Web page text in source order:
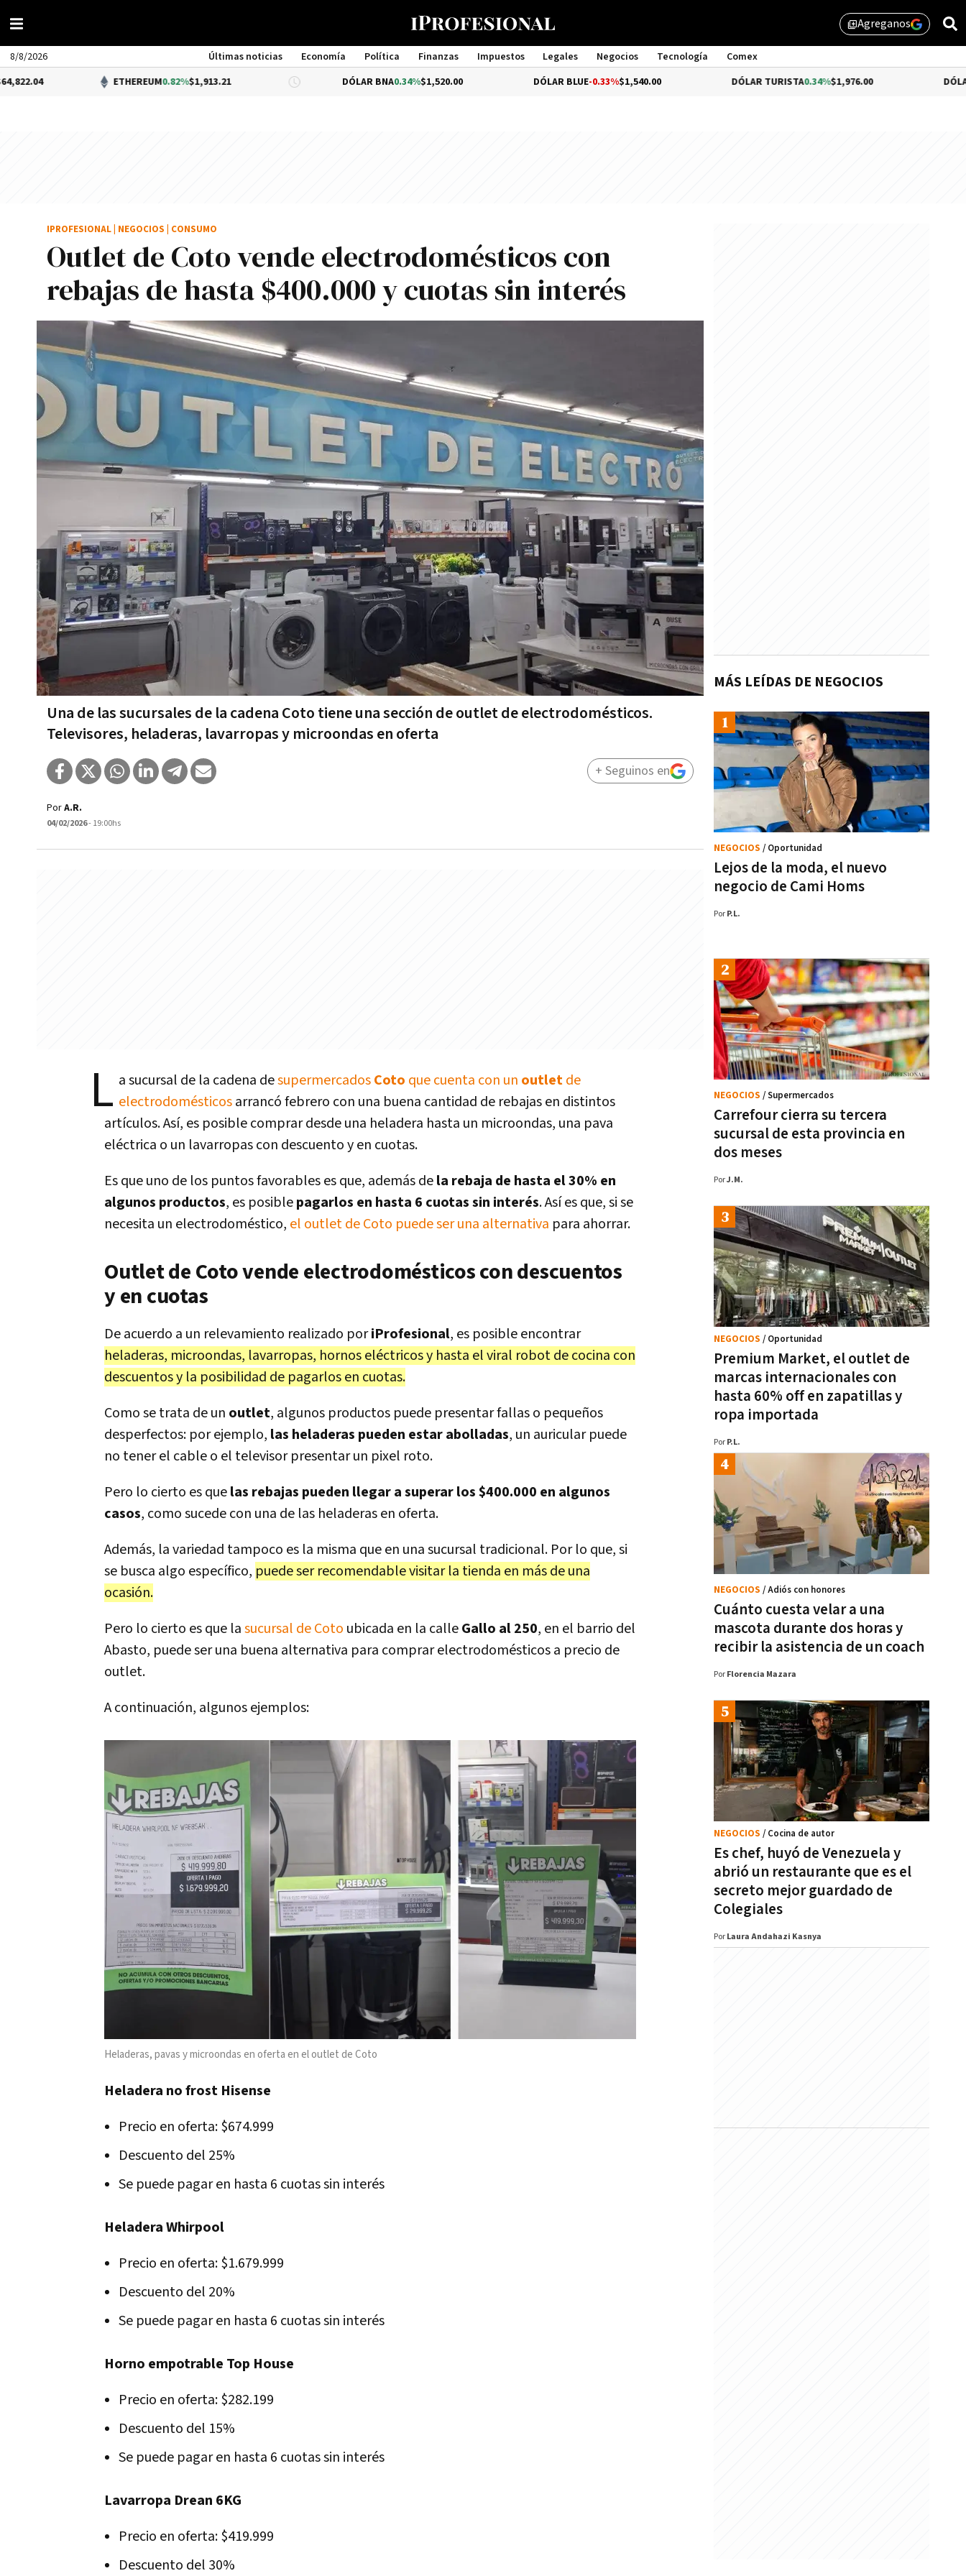
library_addAgreganos
8/8/2026 Últimas noticias Economía Política Finanzas Impuestos Legales Negocios Tecnología
Comex
Management
ETHEREUM0.82%$1,913.21 DÓLAR BNA 0.34%$1,520.00 -0.33%$1,540.00 DÓLAR TURISTA0.34%$1,976.00 -
Outlet de Coto vende electrodomésticos con
rebajas de hasta $400.000 y cuotas sin interés
Una de las sucursales de la cadena Coto tiene una sección de outlet de electrodomésticos.
Televisores, heladeras, lavarropas y microondas en oferta
IPROFESIONAL NEGOCIOS CONSUMO
PorA.R.
04/02/2026- 19:00hs
+ Seguinos en
L a sucursal de la cadena desupermercadosCoto que cuenta con un outletde
electrodomésticosarrancó febrero con una buena cantidad de rebajas en distintos
artículos. Así, es posible comprar desde una heladera hasta un microondas, una pava
eléctrica o un lavarropas con descuento y en cuotas.
Es que uno de los puntos favorables es que, además dela rebaja de hasta el 30% en
algunos productos, es posiblepagarlos en hasta 6 cuotas sin interés. Así es que, si se
necesita un electrodoméstico, el outlet de Coto puede ser una alternativa para ahorrar.
Outlet de Coto vende electrodomésticos con descuentos
y en cuotas
De acuerdo a un relevamiento realizado poriProfesional, es posible encontrar
heladeras, microondas, lavarropas, hornos eléctricos y hasta el viral robot de cocina con
descuentos y la posibilidad de pagarlos en cuotas.
Como se trata de un outlet, algunos productos puede presentar fallas o pequeños
desperfectos: por ejemplo, las heladeras pueden estar abolladas, un auricular puede
no tener el cable o el televisor presentar un pixel roto.
Pero lo cierto es quelas rebajas pueden llegar a superar los $400.000 en algunos
casos, como sucede con una de las heladeras en oferta.
Además, la variedad tampoco es la misma que en una sucursal tradicional. Por lo que, si
se busca algo específico, puede ser recomendable visitar la tienda en más de una
ocasión.
Pero lo cierto es que lasucursal de Coto ubicada en la calleGallo al 250, en el barrio del
Abasto, puede ser una buena alternativa para comprar electrodomésticos a precio de
outlet.
A continuación, algunos ejemplos:
Heladeras, pavas y microondas en oferta en el outlet de Coto
Heladera no frost Hisense
Precio en oferta: $674.999
Descuento del 25%
Se puede pagar en hasta 6 cuotas sin interés
Heladera Whirpool
Precio en oferta: $1.679.999
Descuento del 20%
Se puede pagar en hasta 6 cuotas sin interés
Horno empotrable Top House
Precio en oferta: $282.199
Descuento del 15%
Se puede pagar en hasta 6 cuotas sin interés
Lavarropa Drean 6KG
Precio en oferta: $419.999
Descuento del 30%
MÁS LEÍDAS DE NEGOCIOS
Lejos de la moda, el nuevo
negocio de Cami Homs
NEGOCIOS / Oportunidad
Por P.L.
Carrefour cierra su tercera
sucursal de esta provincia en
dos meses
NEGOCIOS / Supermercados
PorJ.M.
Premium Market, el outlet de
marcas internacionales con
hasta 60% off en zapatillas y
ropa importada
NEGOCIOS / Oportunidad
Por P.L.
Cuánto cuesta velar a una
mascota durante dos horas y
recibir la asistencia de un coach
NEGOCIOS / Adiós con honores
Por Florencia Mazara
Es chef, huyó de Venezuela y
abrió un restaurante que es el
secreto mejor guardado de
Colegiales
NEGOCIOS / Cocina de autor
Por Laura Andahazi Kasnya